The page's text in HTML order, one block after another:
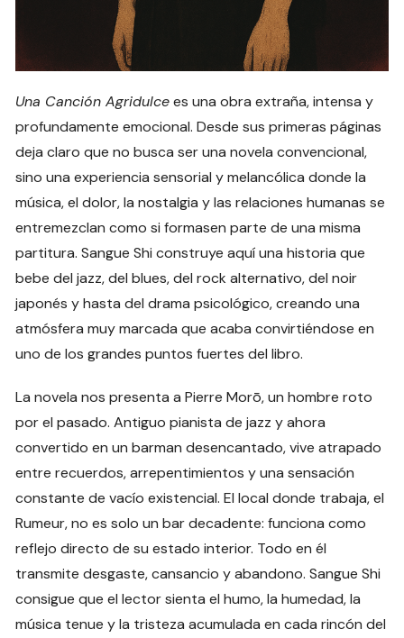
Una Canción Agridulcees una obra extraña, intensa y
profundamente emocional. Desde sus primeras páginas
deja claro que no busca ser una novela convencional,
sino una experiencia sensorial y melancólica donde la
música, el dolor, la nostalgia y las relaciones humanas se
entremezclan como si formasen parte de una misma
partitura. Sangue Shi construye aquí una historia que
bebe del jazz, del blues, del rock alternativo, del noir
japonés y hasta del drama psicológico, creando una
atmósfera muy marcada que acaba convirtiéndose en
uno de los grandes puntos fuertes del libro.
La novela nos presenta a Pierre Morō, un hombre roto
por el pasado. Antiguo pianista de jazz y ahora
convertido en un barman desencantado, vive atrapado
entre recuerdos, arrepentimientos y una sensación
constante de vacío existencial. El local donde trabaja, el
Rumeur, no es solo un bar decadente: funciona como
reflejo directo de su estado interior. Todo en él
transmite desgaste, cansancio y abandono. Sangue Shi
consigue que el lector sienta el humo, la humedad, la
música tenue y la tristeza acumulada en cada rincón del